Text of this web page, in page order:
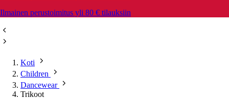
Ilmainen perustoimitus yli 80 € tilauksiin
Koti
Children
Dancewear
Trikoot